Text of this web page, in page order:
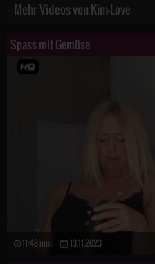
Mehr Videos von Kim-Love
Spass mit Gemüse
11:48 min. 13.11.2023